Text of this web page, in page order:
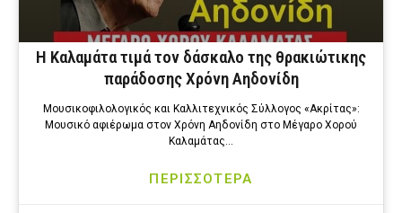
Η Καλαμάτα τιμά τον δάσκαλο της θρακιώτικης
παράδοσης Χρόνη Αηδονίδη
Μουσικοφιλολογικός και Καλλιτεχνικός Σύλλογος «Ακρίτας»:
Μουσικό αφιέρωμα στον Χρόνη Αηδονίδη στο Μέγαρο Χορού
Καλαμάτας…
ΠΕΡΙΣΣΟΤΕΡΑ